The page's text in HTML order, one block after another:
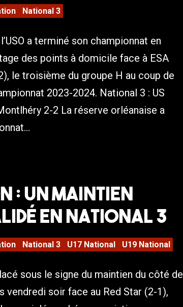
National 3
a terminé son championnat en
des points à domicile face à ESA
le troisième du groupe H au coup de
2023-2024. National 3 : US
2-2 La réserve orléanaise a
: un maintien
en National 3
National 3 U17 National U19 National
sous le signe du maintien du côté de
vendredi soir face au Red Star (2-1),